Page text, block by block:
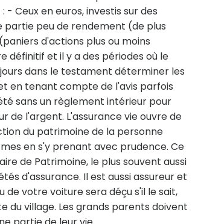
Ceux en euros, investis sur des
peu de rendement (de plus
d'actions plus ou moins
définitif et il y a des périodes où le
dans le testament déterminer les
en tenant compte de l'avis parfois
sans un règlement intérieur pour
de l'argent. L'assurance vie ouvre de
du patrimoine de la personne
en s'y prenant avec prudence. Ce
de Patrimoine, le plus souvent aussi
d'assurance. Il est aussi assureur et
de votre voiture sera déçu s'il le sait,
du village. Les grands parents doivent